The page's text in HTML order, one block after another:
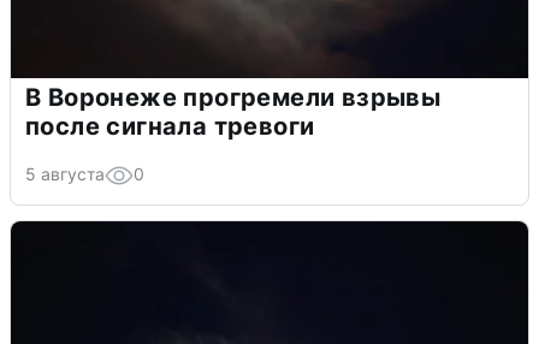
В Воронеже прогремели взрывы
после сигнала тревоги
5 августа 0